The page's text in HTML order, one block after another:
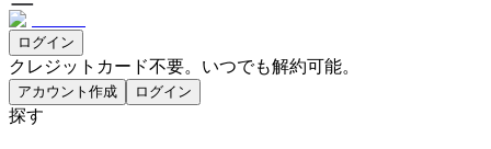
ログイン
クレジットカード不要。いつでも解約可能。
アカウント作成 ログイン
探す